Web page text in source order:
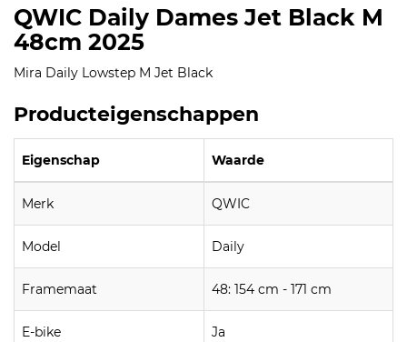
QWIC Daily Dames Jet Black M
48cm 2025
Mira Daily Lowstep M Jet Black
Producteigenschappen
Eigenschap Waarde
Merk QWIC
Model Daily
Framemaat 48: 154 cm - 171 cm
E-bike Ja